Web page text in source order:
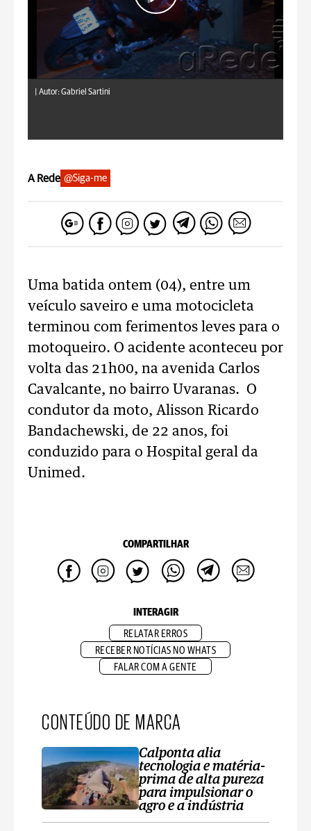
Autor: Gabriel Sartini
A Rede @Siga-me
Uma batida ontem (04), entre um
veículo saveiro e uma motocicleta
terminou com ferimentos leves para o
motoqueiro. O acidente aconteceu por
volta das 21h00, na avenida Carlos
Cavalcante, no bairro Uvaranas. O
condutor da moto, Alisson Ricardo
Bandachewski, de 22 anos, foi
conduzido para o Hospital geral da
Unimed.
COMPARTILHAR
INTERAGIR
RELATAR ERROS
RECEBER NOTÍCIAS NO WHATS
FALAR COM A GENTE
CONTEÚDO DE MARCA
Calponta alia
tecnologia e matéria-
prima de alta pureza
para impulsionar o
agro e a indústria